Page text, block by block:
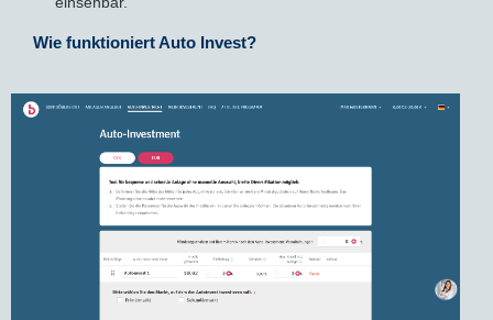
Wie funktioniert Auto Invest?